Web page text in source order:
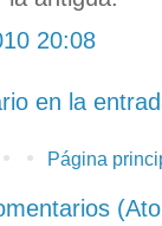
20:08
en la
Página